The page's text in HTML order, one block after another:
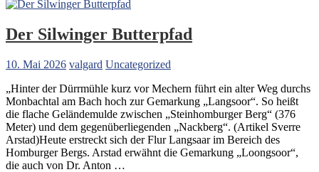
Der Silwinger Butterpfad
10. Mai 2026 valgard Uncategorized
„Hinter der Dürrmühle kurz vor Mechern führt ein alter Weg durchs
Monbachtal am Bach hoch zur Gemarkung „Langsoor“. So heißt
die flache Geländemulde zwischen „Steinhomburger Berg“ (376
Meter) und dem gegenüberliegenden „Nackberg“. (Artikel Sverre
Arstad)Heute erstreckt sich der Flur Langsaar im Bereich des
Homburger Bergs. Arstad erwähnt die Gemarkung „Loongsoor“,
die auch von Dr. Anton …